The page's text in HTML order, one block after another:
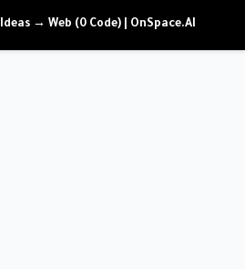
Ideas → Web (0 Code) | OnSpace.AI